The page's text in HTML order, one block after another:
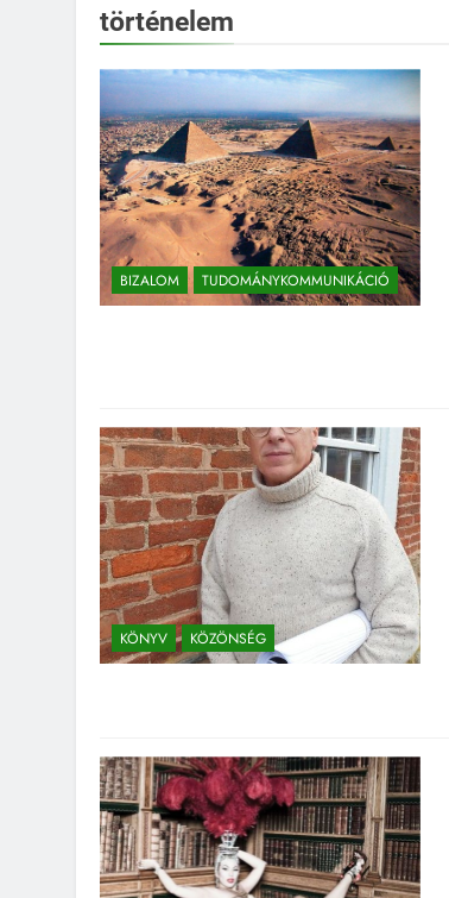
történelem
BIZALOM TUDOMÁNYKOMMUNIKÁCIÓ
KÖNYV KÖZÖNSÉG